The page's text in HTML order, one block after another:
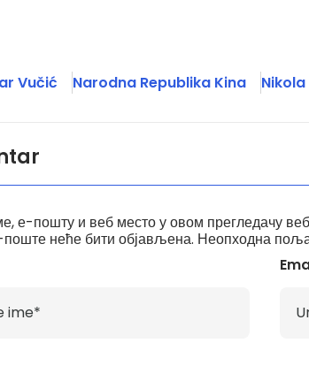
Vučić Narodna Republika Kina
неће бити објављена. Неопходна
е-пошту и веб место у овом прегледачу